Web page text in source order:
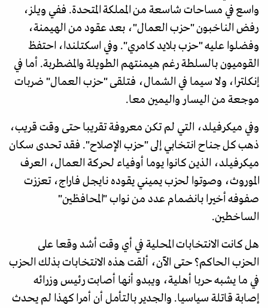
واسع في مساحات شاسعة من المملكة المتحدة. ففي ويلز،
رفض الناخبون "حزب العمال"، بعد عقود من الهيمنة،
وفضلوا عليه "حزب بلايد كامري". وفي اسكتلندا، احتفظ
القوميون بالسلطة رغم هيمنتهم الطويلة والمضطربة. أما في
إنكلترا، ولا سيما في الشمال، فتلقى "حزب العمال" ضربات
موجعة من اليسار واليمين معا.
وفي ميكرفيلد، التي لم تكن معروفة تقريبا حتى وقت قريب،
ذهب كل جناح انتخابي إلى "حزب الإصلاح". فقد تحدى سكان
ميكرفيلد، الذين كانوا يوما أوفياء لحركة العمال، العرف
الموروث، وصوتوا لحزب يميني يقوده نايجل فاراج، تعززت
صفوفه أخيرا بانضمام عدد من نواب "المحافظين"
الساخطين.
هل كانت الانتخابات المحلية في أي وقت أشد وقعا على
الحزب الحاكم؟ حتى الآن، ألقت هذه الانتخابات بذلك الحزب
في ما يشبه حربا أهلية، ويبدو أنها أصابت رئيس وزرائه
إصابة قاتلة سياسيا. والجدير بالتأمل أن أمرا كهذا لم يحدث